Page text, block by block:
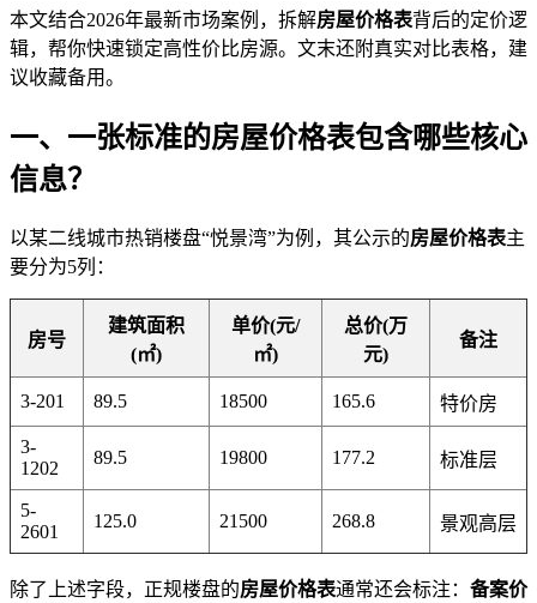
本文结合2026年最新市场案例，拆解房屋价格表背后的定价逻
辑，帮你快速锁定高性价比房源。文末还附真实对比表格，建
议收藏备用。
一、一张标准的房屋价格表包含哪些核心
信息？
以某二线城市热销楼盘“悦景湾”为例，其公示的房屋价格表主
要分为5列：
房号
建筑面积
(㎡)
单价(元/
㎡)
总价(万
元)
备注
3-201 89.5 18500 165.6 特价房
3-
1202
89.5 19800 177.2 标准层
5-
2601
125.0 21500 268.8 景观高层
除了上述字段，正规楼盘的房屋价格表通常还会标注： 备案价